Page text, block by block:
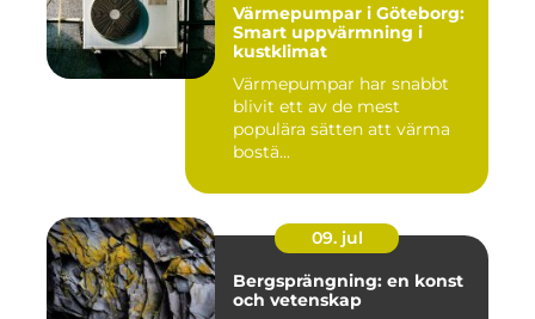
Värmepumpar i Göteborg:
Smart uppvärmning i
kustklimat
Värmepumpar har snabbt
blivit ett av de mest
populära sätten att värma
bostä...
09. jul
Bergsprängning: en konst
och vetenskap